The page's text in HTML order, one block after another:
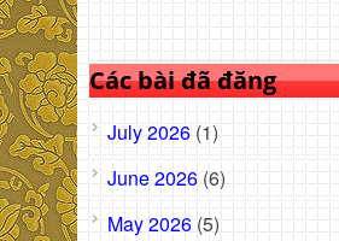
Các bài đã đăng
July 2026 (1)
June 2026 (6)
May 2026 (5)